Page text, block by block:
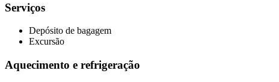
Serviços
Depósito de bagagem
Excursão
Aquecimento e refrigeração